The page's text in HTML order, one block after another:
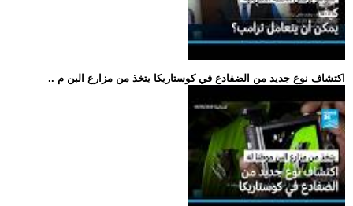
.. اكتشاف نوع جديد من الضفادع في كوستاريكا يتخذ من مزارع البن م